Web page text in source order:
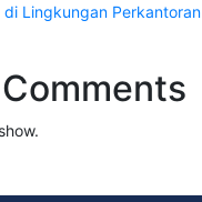
di Lingkungan Perkantoran